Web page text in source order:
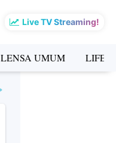
Live TV Streaming!
LENSA UMUM